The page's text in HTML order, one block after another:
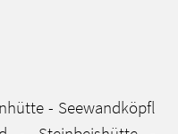
- Seewandköpfl